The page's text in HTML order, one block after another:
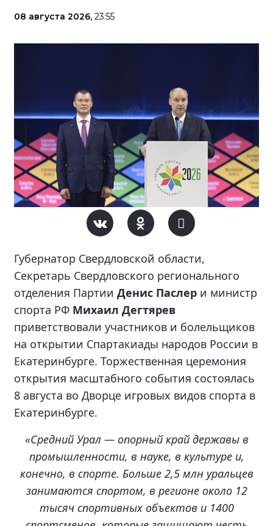
08 августа 2026, 23:55
Губернатор Свердловской области,
Секретарь Свердловского регионального
отделения Партии Денис Паслер и министр
спорта РФ Михаил Дегтярев
приветствовали участников и болельщиков
на открытии Спартакиады народов России в
Екатеринбурге. Торжественная церемония
открытия масштабного события состоялась
8 августа во Дворце игровых видов спорта в
Екатеринбурге.
«Средний Урал — опорный край державы в
промышленности, в науке, в культуре и,
конечно, в спорте. Больше 2,5 млн уральцев
занимаются спортом, в регионе около 12
тысяч спортивных объектов и 1400